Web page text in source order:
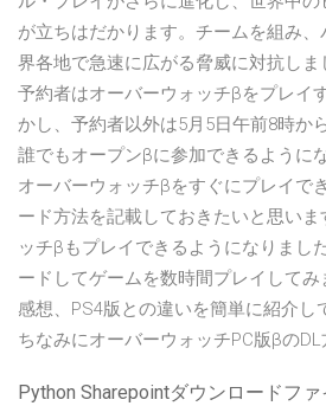
が立ちはだかります。チームを組み
界各地で急速に広がる脅威に対抗し
予約者はオーバーウォッチβをプレイ
かし、予約者以外は5月5日午前8時か
誰でもオープンβに参加できるように
オーバーウォッチβをすぐにプレイで
ード方法を記載しておきたいと思いま
ッチβもプレイできるようになりまし
ードしてゲームを数時間プレイしてみ
感想、PS4版との違いを簡単に紹介し
ちなみにオーバーウォッチPC版βの
Python Sharepointダウンロードフ